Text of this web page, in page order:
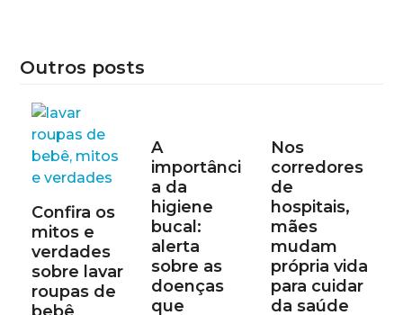
Outros posts
Confira os
mitos e
verdades
sobre lavar
roupas de
bebê
A
importânci
a da
higiene
bucal:
alerta
sobre as
doenças
que
Nos
corredores
de
hospitais,
mães
mudam
própria vida
para cuidar
da saúde